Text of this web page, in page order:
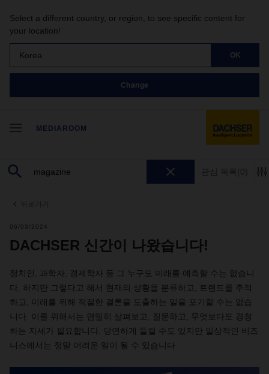
Select a different country, or region, to see specific content for
your location!
Korea OK
Change
MEDIAROOM
관심 목록 (0)
06/03/2024
DACHSER 신간이 나왔습니다!
정치인, 과학자, 경제학자 등 그 누구도 미래를 예측할 수는 없습니
다. 하지만 그렇다고 해서 현재의 상황을 분류하고, 트렌드를 추적
하고, 미래를 위해 적절한 결론을 도출하는 일을 포기할 수는 없습
니다. 이를 위해서는 면밀히 살펴보고, 질문하고, 무엇보다도 경청
하는 자세가 필요합니다. 당연하게 들릴 수도 있지만 일상적인 비즈
니스에서는 정말 어려운 일이 될 수 있습니다.